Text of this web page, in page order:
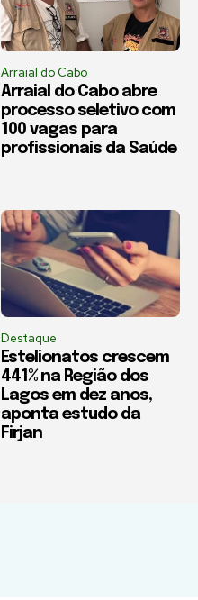
Arraial do Cabo
Arraial do Cabo abre
processo seletivo com
100 vagas para
profissionais da Saúde
Destaque
Estelionatos crescem
441% na Região dos
Lagos em dez anos,
aponta estudo da
Firjan